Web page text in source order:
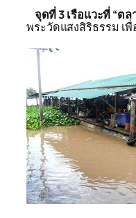
จุดที่ 3 เรือแวะที่ “ต
พระวัดแสงสิริธรรม เ